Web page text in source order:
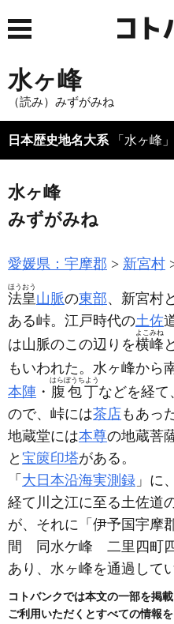
水ヶ峰
（読み）みずがみね
日本歴史地名大系 「水ヶ峰
水ヶ峰
みずがみね
愛媛県：宇摩郡 新宮村
法皇
ほうおう
山脈の東部、新宮村と
ある峠。江戸時代の土佐
は山脈のこの辺りを横峰
よこみね
もいわれた。水ヶ峰から
本陣 ・ 腹包丁
はらぼうちよう
などを経て
ので、峠には茶店もあっ
地蔵堂には本尊の地蔵菩
と 宝篋印塔がある。
「 大日本沿海実測録 」に
経て川之江に至る土佐道
が、それに「伊予国宇
間 同水ケ峰 二里四町
あり、水ヶ峰を通過して
コトバンクでは本文の一部を掲
ご利用いただくとすべての情報を